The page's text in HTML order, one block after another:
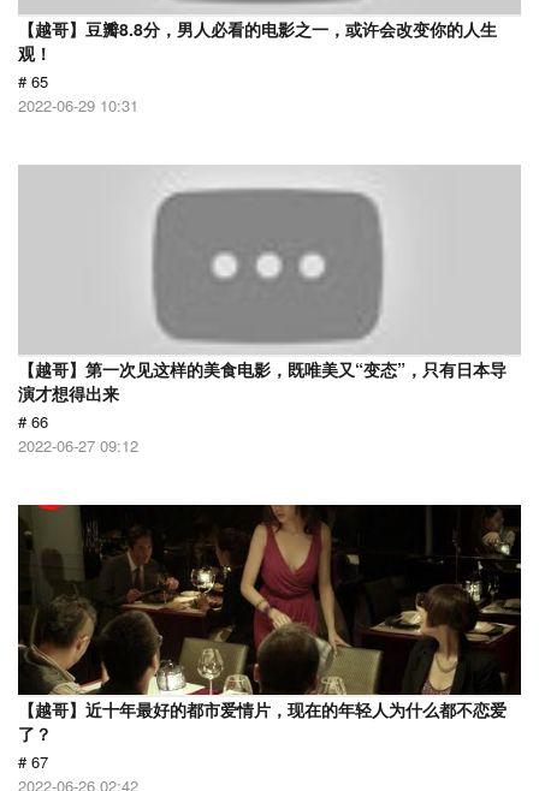
【越哥】豆瓣8.8分，男人必看的电影之一，或许会改变你的人生
观！
# 65
2022-06-29 10:31
【越哥】第一次见这样的美食电影，既唯美又“变态”，只有日本导
演才想得出来
# 66
2022-06-27 09:12
【越哥】近十年最好的都市爱情片，现在的年轻人为什么都不恋爱
了？
# 67
2022-06-26 02:42